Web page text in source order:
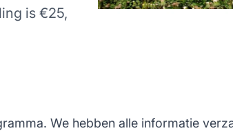
is €25,
We hebben alle informatie